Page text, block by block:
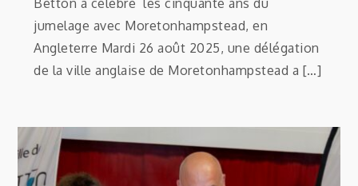
jumelage avec Moretonhampstead, en
Angleterre Mardi 26 août 2025, une délégation
de la ville anglaise de Moretonhampstead a […]